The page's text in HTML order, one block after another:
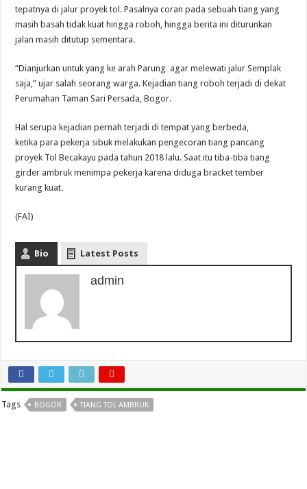
tepatnya di jalur proyek tol. Pasalnya coran pada sebuah tiang yang
masih basah tidak kuat hingga roboh, hingga berita ini diturunkan
jalan masih ditutup sementara.
“Dianjurkan untuk yang ke arah Parung agar melewati jalur Semplak
saja,” ujar salah seorang warga. Kejadian tiang roboh terjadi di dekat
Perumahan Taman Sari Persada, Bogor.
Hal serupa kejadian pernah terjadi di tempat yang berbeda,
ketika para pekerja sibuk melakukan pengecoran tiang pancang
proyek Tol Becakayu pada tahun 2018 lalu. Saat itu tiba-tiba tiang
girder ambruk menimpa pekerja karena diduga bracket tember
kurang kuat.
(FAI)
Bio Latest Posts
admin
Tags BOGOR TIANG TOL AMBRUK